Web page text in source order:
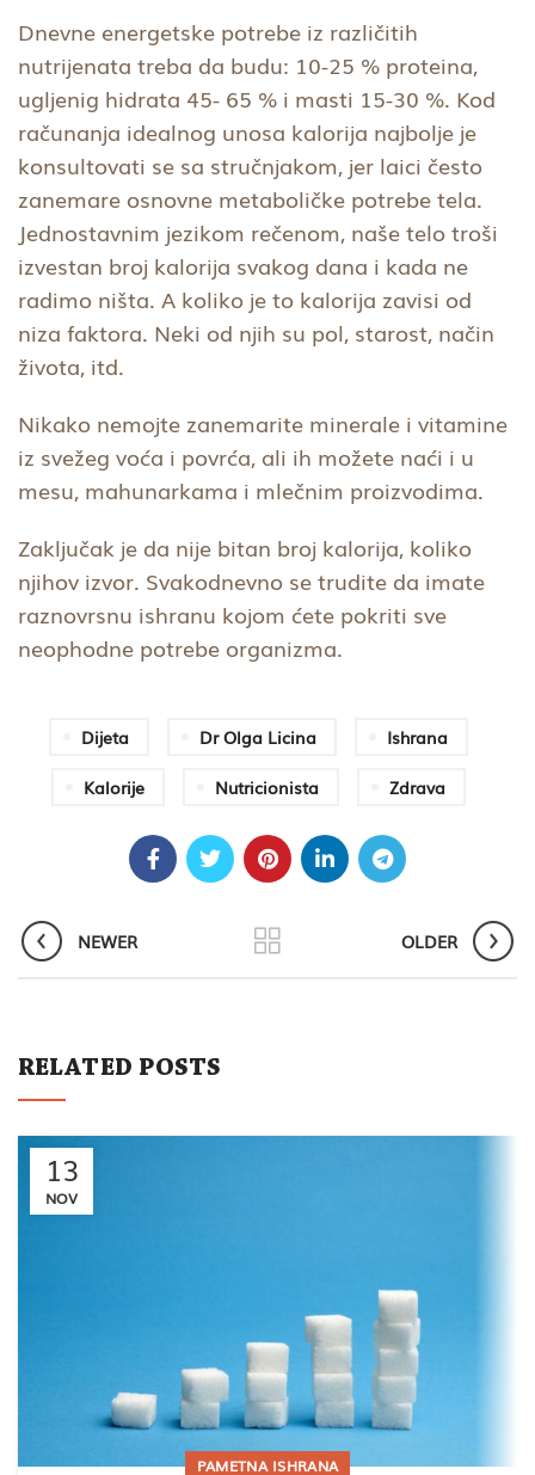
Dnevne energetske potrebe iz različitih
nutrijenata treba da budu: 10-25 % proteina,
ugljenig hidrata 45- 65 % i masti 15-30 %. Kod
računanja idealnog unosa kalorija najbolje je
konsultovati se sa stručnjakom, jer laici često
zanemare osnovne metaboličke potrebe tela.
Jednostavnim jezikom rečenom, naše telo troši
izvestan broj kalorija svakog dana i kada ne
radimo ništa. A koliko je to kalorija zavisi od
niza faktora. Neki od njih su pol, starost, način
života, itd.
Nikako nemojte zanemarite minerale i vitamine
iz svežeg voća i povrća, ali ih možete naći i u
mesu, mahunarkama i mlečnim proizvodima.
Zaključak je da nije bitan broj kalorija, koliko
njihov izvor. Svakodnevno se trudite da imate
raznovrsnu ishranu kojom ćete pokriti sve
neophodne potrebe organizma.
Dijeta Dr Olga Licina Ishrana
Kalorije Nutricionista Zdrava
NEWER OLDER
RELATED POSTS
13
NOV
PAMETNA ISHRANA